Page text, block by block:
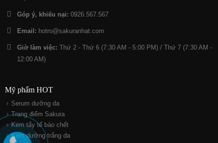
Góp ý, khiếu nại: 0926.567.567
Email: hotro@sakuranhat.com
Giờ làm việc:
Thứ 2 - Thứ 6 (7:30 AM - 5:00 PM) / Thứ 7 (7:30 AM -
12:00 AM)
Mỹ phẩm HOT
Serum dưỡng da
Trang điểm Sakura
Kem tẩy tế bào chết
Kem dưỡng trắng da